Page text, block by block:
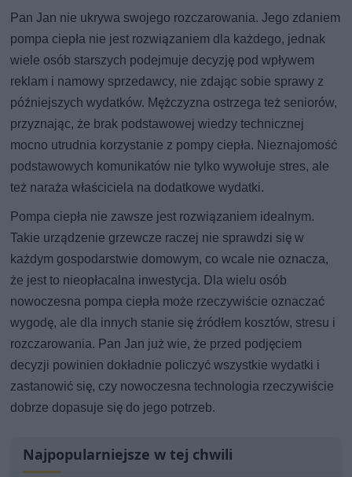
Pan Jan nie ukrywa swojego rozczarowania. Jego zdaniem
pompa ciepła nie jest rozwiązaniem dla każdego, jednak
wiele osób starszych podejmuje decyzję pod wpływem
reklam i namowy sprzedawcy, nie zdając sobie sprawy z
późniejszych wydatków. Mężczyzna ostrzega też seniorów,
przyznając, że brak podstawowej wiedzy technicznej
mocno utrudnia korzystanie z pompy ciepła. Nieznajomość
podstawowych komunikatów nie tylko wywołuje stres, ale
też naraża właściciela na dodatkowe wydatki.
Pompa ciepła nie zawsze jest rozwiązaniem idealnym.
Takie urządzenie grzewcze raczej nie sprawdzi się w
każdym gospodarstwie domowym, co wcale nie oznacza,
że jest to nieopłacalna inwestycja. Dla wielu osób
nowoczesna pompa ciepła może rzeczywiście oznaczać
wygodę, ale dla innych stanie się źródłem kosztów, stresu i
rozczarowania. Pan Jan już wie, że przed podjęciem
decyzji powinien dokładnie policzyć wszystkie wydatki i
zastanowić się, czy nowoczesna technologia rzeczywiście
dobrze dopasuje się do jego potrzeb.
Najpopularniejsze w tej chwili